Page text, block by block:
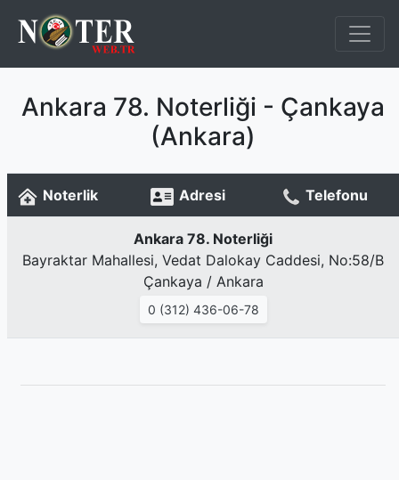
Ankara 78. Noterliği - Çankaya
(Ankara)
Noterlik Adresi Telefonu
Ankara 78. Noterliği
Bayraktar Mahallesi, Vedat Dalokay Caddesi, No:58/B
Çankaya / Ankara
0 (312) 436-06-78